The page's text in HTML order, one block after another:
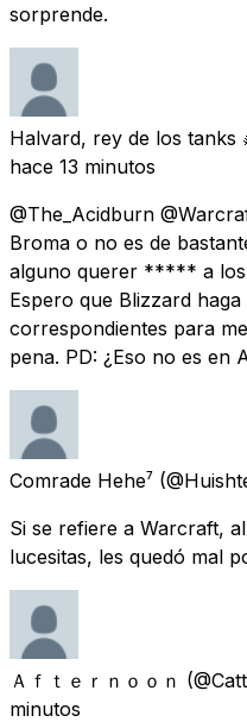
sorprende.
Halvard, rey de los tanks
hace 13 minutos
@The_Acidburn
Broma o no es de
alguno querer ***** a los
Espero que Blizzard haga
correspondientes para
pena. PD: ¿Eso no es en
Comrade Hehe⁷
Si se refiere a Warcraft,
lucesitas, les quedó mal
Ａｆｔｅｒｎｏｏｎ
minutos